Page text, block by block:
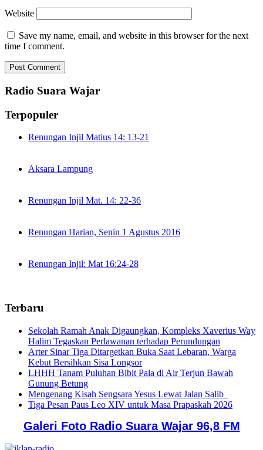
Website
Save my name, email, and website in this browser for the next
time I comment.
Radio Suara Wajar
Terpopuler
Renungan Injil Matius 14: 13-21
Aksara Lampung
Renungan Injil Mat. 14: 22-36
Renungan Harian, Senin 1 Agustus 2016
Renungan Injil: Mat 16:24-28
Terbaru
Sekolah Ramah Anak Digaungkan, Kompleks Xaverius Way
Halim Tegaskan Perlawanan terhadap Perundungan
Arter Sinar Tiga Ditargetkan Buka Saat Lebaran, Warga
Kebut Bersihkan Sisa Longsor
LHHH Tanam Puluhan Bibit Pala di Air Terjun Bawah
Gunung Betung
Mengenang Kisah Sengsara Yesus Lewat Jalan Salib
Tiga Pesan Paus Leo XIV untuk Masa Prapaskah 2026
Galeri Foto Radio Suara Wajar 96,8 FM